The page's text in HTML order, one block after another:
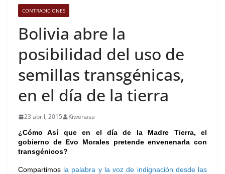
CONTRADICIONES
Bolivia abre la
posibilidad del uso de
semillas transgénicas,
en el día de la tierra
23 abril, 2015 Kiwenasa
¿Cómo Así que en el día de la Madre Tierra, el
gobierno de Evo Morales pretende envenenarla con
transgénicos?
Compartimos la palabra y la voz de indignación desde las